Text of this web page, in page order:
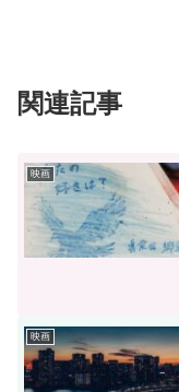
関連記事
映画
映画